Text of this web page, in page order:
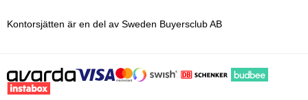
Kontorsjätten är en del av Sweden Buyersclub AB